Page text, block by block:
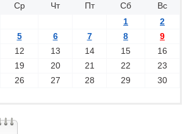
Ср Чт Пт Сб
Вс
1
2
5 6 7 8
9
12 13 14 15
16
19 20 21 22
23
26 27 28 29
30